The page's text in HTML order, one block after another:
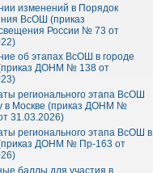
изменений в Порядок
ВсОШ (приказ
России № 73 от
об этапах ВсОШ в городе
ДОНМ № 138 от
регионального этапа ВсОШ
в Москве (приказ ДОНМ №
31.03.2026)
регионального этапа ВсОШ в
ДОНМ № Пр-163 от
баллы для участия в